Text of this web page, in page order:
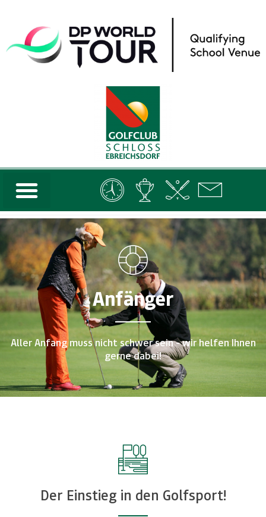
Anfänger
Aller Anfang muss nicht schwer sein - wir helfen Ihnen
gerne dabei!
Der Einstieg in den Golfsport!